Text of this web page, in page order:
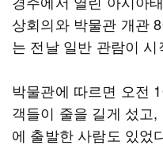
상회의와 박물관 개관
는 전날 일반 관람이
박물관에 따르면 오전
객들이 줄을 길게 섰고
에 출발한 사람도 있었